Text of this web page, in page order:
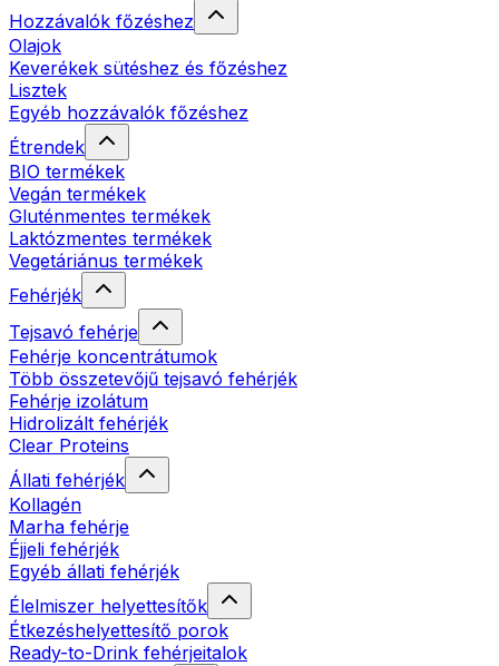
Hozzávalók főzéshez
Olajok
Keverékek sütéshez és főzéshez
Lisztek
Egyéb hozzávalók főzéshez
Étrendek
BIO termékek
Vegán termékek
Gluténmentes termékek
Laktózmentes termékek
Vegetáriánus termékek
Fehérjék
Tejsavó fehérje
Fehérje koncentrátumok
Több összetevőjű tejsavó fehérjék
Fehérje izolátum
Hidrolizált fehérjék
Clear Proteins
Állati fehérjék
Kollagén
Marha fehérje
Éjjeli fehérjék
Egyéb állati fehérjék
Élelmiszer helyettesítők
Étkezéshelyettesítő porok
Ready-to-Drink fehérjeitalok